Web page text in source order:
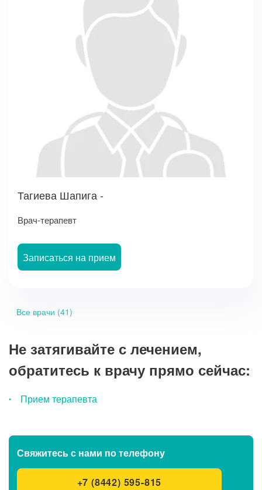
Тагиева Шапига -
Врач-терапевт
Записаться на прием
Все врачи (41)
Не затягивайте с лечением,
обратитесь к врачу прямо сейчас:
Прием терапевта
Свяжитесь с нами по телефону
+7 (8442) 595-815